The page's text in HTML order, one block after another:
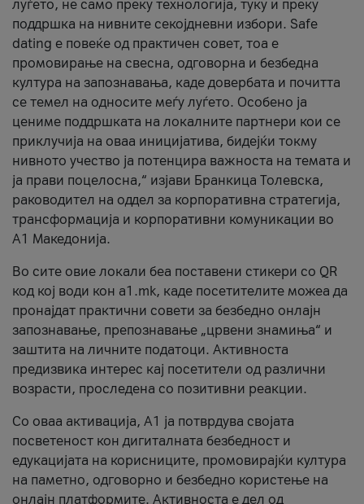
луѓето, не само преку технологија, туку и преку
поддршка на нивните секојдневни избори. Safe
dating е повеќе од практичен совет, тоа е
промовирање на свесна, одговорна и безбедна
култура на запознавања, каде довербата и почитта
се темел на односите меѓу луѓето. Особено ја
цениме поддршката на локалните партнери кои се
приклучија на оваа иницијатива, бидејќи токму
нивното учество ја потенцира важноста на темата и
ја прави поцелосна,“ изјави Бранкица Толевска,
раководител на оддел за корпоративна стратегија,
трансформација и корпоративни комуникации во
А1 Македонија.
Во сите овие локали беа поставени стикери со QR
код кој води кон a1.mk, каде посетителите можеа да
пронајдат практични совети за безбедно онлајн
запознавање, препознавање „црвени знамиња“ и
заштита на личните податоци. Активноста
предизвика интерес кај посетители од различни
возрасти, проследена со позитивни реакции.
Со оваа активација, А1 ја потврдува својата
посветеност кон дигиталната безбедност и
едукацијата на корисниците, промовирајќи култура
на паметно, одговорно и безбедно користење на
онлајн платформите. Активноста е дел од